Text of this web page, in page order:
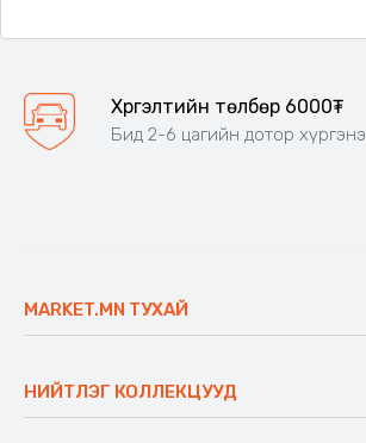
Хүргэлтийн төлбөр 6000₮
Бид 2-6 цагийн дотор хүргэнэ
MARKET.MN ТУХАЙ
Үнэт зүйлс
Ажлын байр
НИЙТЛЭГ КОЛЛЕКЦУУД